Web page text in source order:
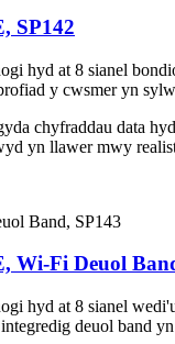
SP142
hyd at 8 sianel
y cwsmer yn
chyfraddau data
yn llawer mwy
Wi-Fi Deuol
hyd at 8 sianel
deuol band